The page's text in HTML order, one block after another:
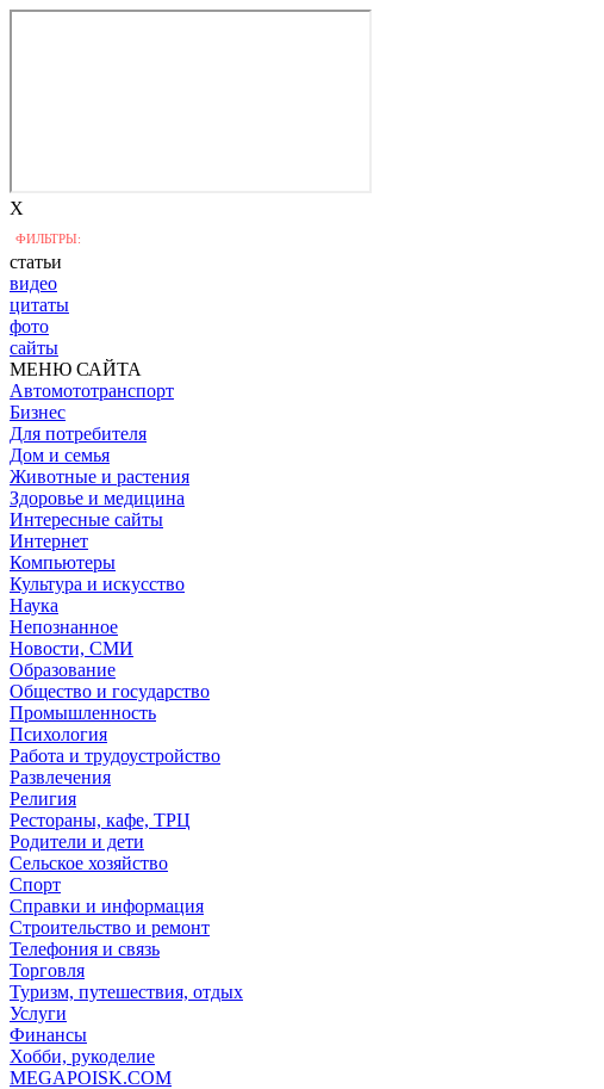
X
ФИЛЬТРЫ:
статьи
видео
цитаты
фото
сайты
МЕНЮ САЙТА
Автомототранспорт
Бизнес
Для потребителя
Дом и семья
Животные и растения
Здоровье и медицина
Интересные сайты
Интернет
Компьютеры
Культура и искусство
Наука
Непознанное
Новости, СМИ
Образование
Общество и государство
Промышленность
Психология
Работа и трудоустройство
Развлечения
Религия
Рестораны, кафе, ТРЦ
Родители и дети
Сельское хозяйство
Спорт
Справки и информация
Строительство и ремонт
Телефония и связь
Торговля
Туризм, путешествия, отдых
Услуги
Финансы
Хобби, рукоделие
MEGAPOISK.COM